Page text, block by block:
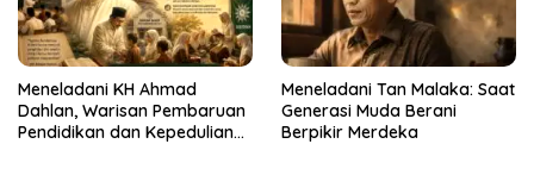
Meneladani KH Ahmad
Dahlan, Warisan Pembaruan
Pendidikan dan Kepedulian
Meneladani Tan Malaka: Saat
Generasi Muda Berani
Berpikir Merdeka